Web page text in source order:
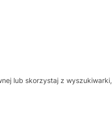
lub skorzystaj z wyszukiwarki,